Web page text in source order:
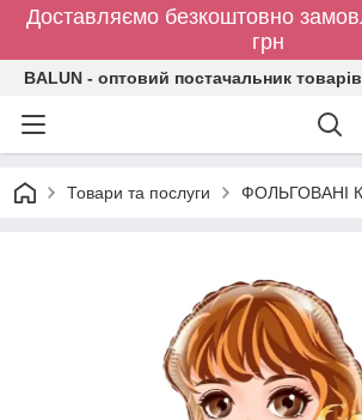
Доставляємо безкоштовно
грн
BALUN - оптовий постачальник
Товари та послуги ФОЛЬГОВАНІ